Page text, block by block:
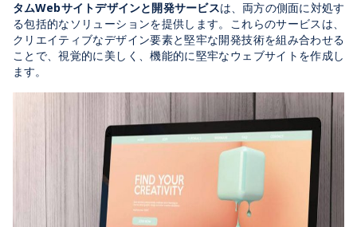
タムWebサイトデザインと開発サービスは、両方の側面に対処す
る包括的なソリューションを提供します。これらのサービスは、
クリエイティブなデザイン要素と堅牢な開発技術を組み合わせる
ことで、視覚的に美しく、機能的に堅牢なウェブサイトを作成し
ます。